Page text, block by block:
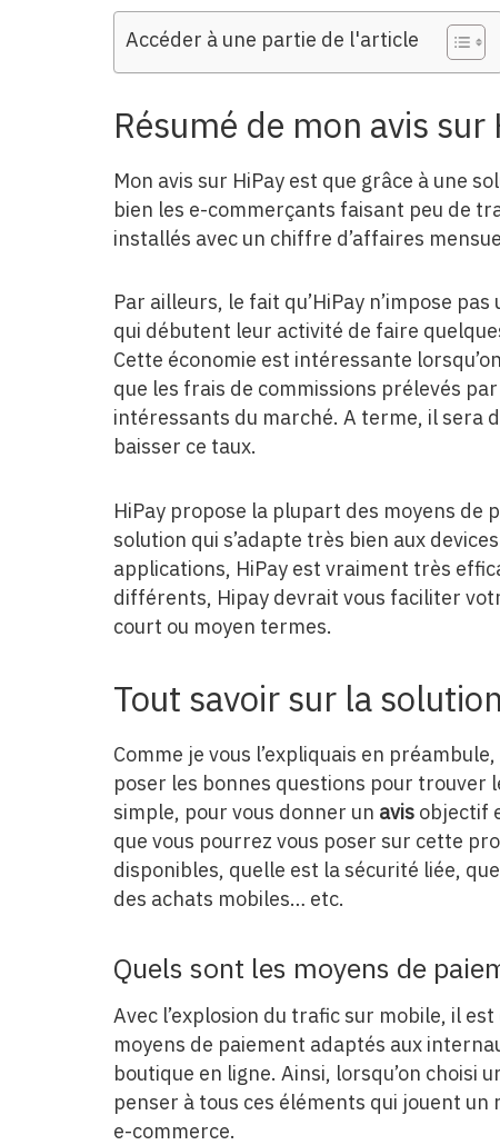
Accéder à une partie de l'article
Résumé de mon avis sur
Mon avis sur HiPay est que grâce à une
bien les e-commerçants faisant peu de
installés avec un chiffre d’affaires
Par ailleurs, le fait qu’HiPay n’impose
qui débutent leur activité de faire
Cette économie est intéressante
que les frais de commissions prélevés
intéressants du marché. A terme, il sera
baisser ce taux.
HiPay propose la plupart des moyens de
solution qui s’adapte très bien aux
applications, HiPay est vraiment très
différents, Hipay devrait vous faciliter
court ou moyen termes.
Tout savoir sur la
Comme je vous l’expliquais en
poser les bonnes questions pour trouver
simple, pour vous donner un avis objectif
que vous pourrez vous poser sur cette
disponibles, quelle est la sécurité liée,
des achats mobiles… etc.
Quels sont les moyens de
Avec l’explosion du trafic sur mobile, il
moyens de paiement adaptés aux
boutique en ligne. Ainsi, lorsqu’on choisi
penser à tous ces éléments qui jouent un
e-commerce.